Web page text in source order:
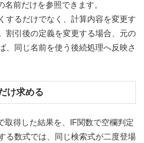
名前だけを参照できます。
するだけでなく、計算内容を変更す
割引後の定義を変更する場合、元の
、同じ名前を使う後続処理へ反映さ
け求める
取得した結果を、IF関数で空欄判定
る数式では、同じ検索式が二度登場